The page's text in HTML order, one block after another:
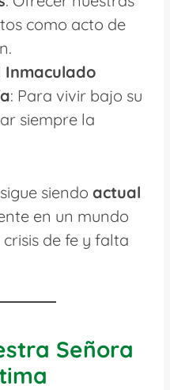
como acto de
Inmaculado
: Para vivir bajo su
siempre la
siendo actual
en un mundo
de fe y falta
Señora